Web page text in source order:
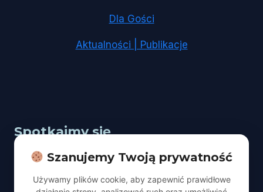
Dla Gości
Aktualności | Publikacje
Spotkajmy się
Adres: Łódź, ul. Kopcińskiego 67
Nabożeństwo:sobota godz. 10:00
Szanujemy Twoją prywatność
Używamy plików cookie, aby zapewnić prawidłowe